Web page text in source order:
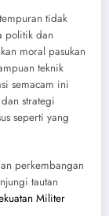
tidak
politik dan
moral pasukan
teknik
semacam ini
strategi
seperti yang
perkembangan
tautan
Militer